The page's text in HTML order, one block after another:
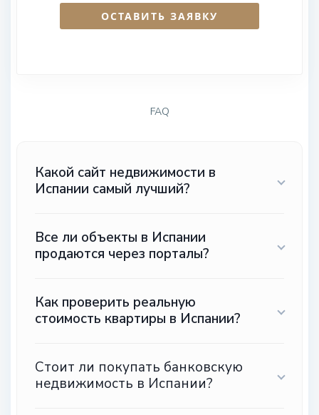
FAQ
Какой сайт недвижимости в
Испании самый лучший?
Все ли объекты в Испании
продаются через порталы?
Как проверить реальную
стоимость квартиры в Испании?
Стоит ли покупать банковскую
недвижимость в Испании?